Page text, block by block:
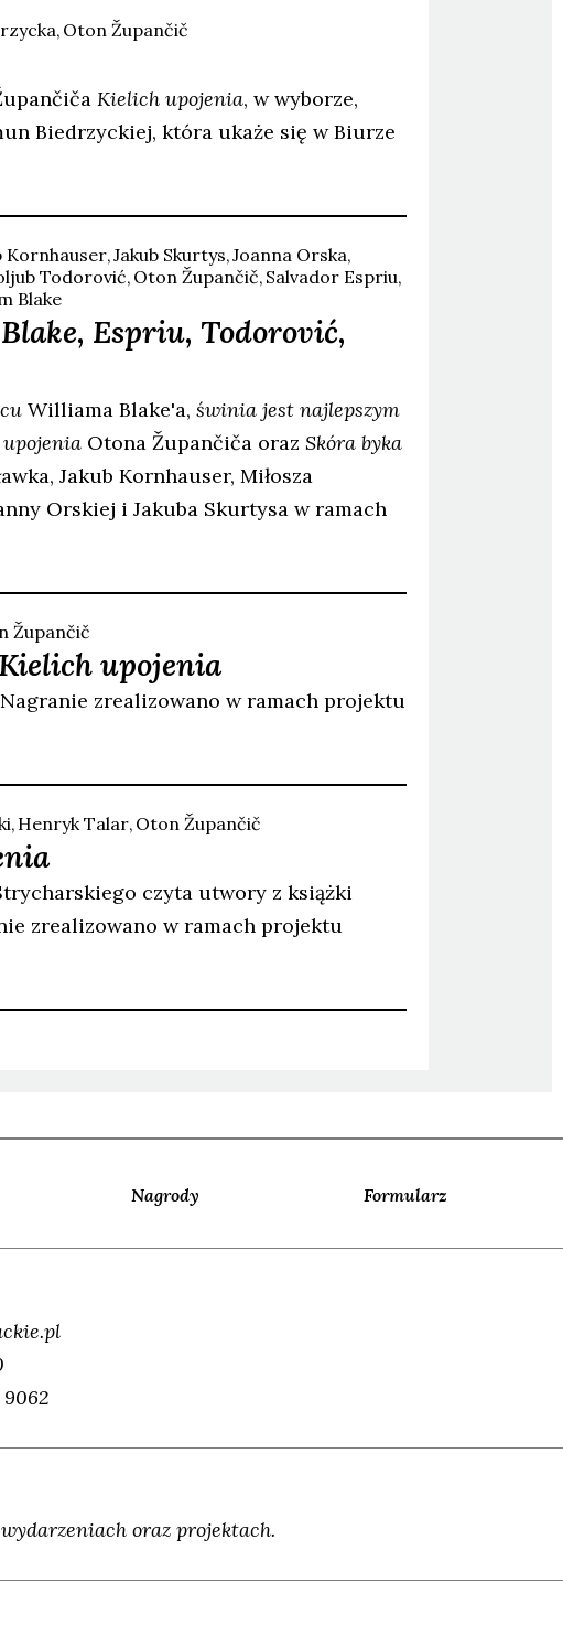
OtonŽupančič
Kielich upojenia, w wyborze,
Biedrzyckiej, która ukaże się w Biurze
Kornhauser JakubSkurtys JoannaOrska
Todorović OtonŽupančič SalvadorEspriu
Blake
Espriu, Todorović,
Williama Blake'a, świnia jest najlepszym
Otona Župančiča oraz Skóra byka
Jakub Kornhauser, Miłosza
Orskiej i Jakuba Skurtysa w ramach
Župančič
upojenia
zrealizowano w ramach projektu
HenrykTalar OtonŽupančič
czyta utwory z książki
zrealizowano w ramach projektu
Nagrody Formularz
9062
oraz projektach.